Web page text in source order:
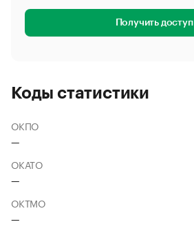
Получить доступ
Коды статистики
ОКПО
—
ОКАТО
—
ОКТМО
—